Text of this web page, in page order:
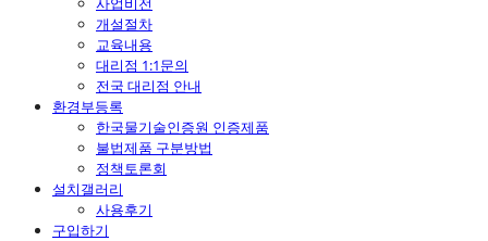
개설절차
교육내용
대리점 1:1문의
전국 대리점 안내
환경부등록
한국물기술인증원 인증제품
불법제품 구분방법
정책토론회
설치갤러리
사용후기
구입하기